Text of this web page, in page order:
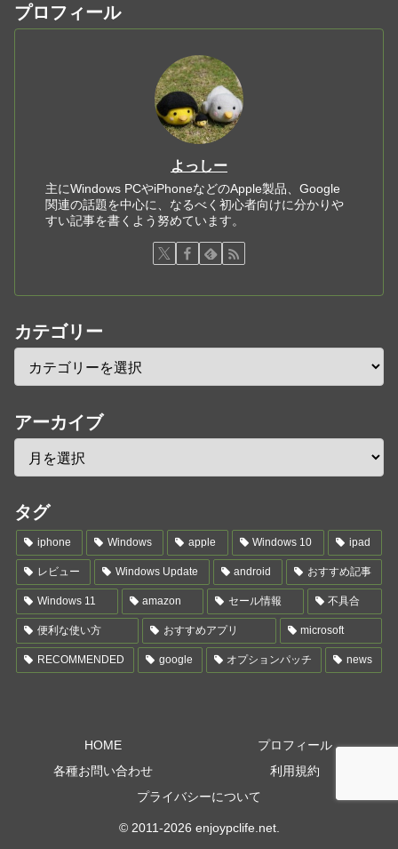
プロフィール
よっしー
主にWindows PCやiPhoneなどのApple製品、Google
関連の話題を中心に、なるべく初心者向けに分かりや
すい記事を書くよう努めています。
カテゴリー
アーカイブ
タグ
iphone Windows apple Windows 10 ipad
レビュー Windows Update android おすすめ記事
Windows 11 amazon セール情報 不具合
便利な使い方 おすすめアプリ microsoft
RECOMMENDED google オプションパッチ news
HOME
プロフィール
各種お問い合わせ
利用規約
プライバシーについて
© 2011-2026 enjoypclife.net.